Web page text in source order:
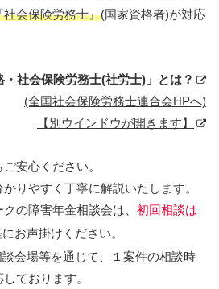
社会保険労務士』(国家資格者)が対応
・社会保険労務士(社労士)」とは？
(全国社会保険労務士連合会HPへ)
【別ウインドウが開きます】
安心ください。
りやすく丁寧に解説いたします。
の障害年金相談会は、 初回相談は
お声掛けください。
会場等を通じて、１案件の相談時
ております。